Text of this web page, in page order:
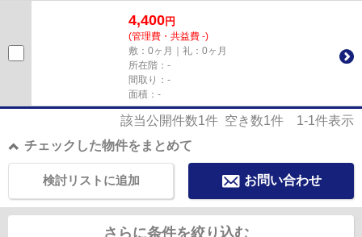
4,400円
(管理費・共益費 -)
敷：0ヶ月｜礼：0ヶ月
所在階：-
間取り：-
面積：-
該当公開件数1件 空き数1件 1-1件表示
チェックした物件をまとめて
お問い合わせ
検討リストに追加
さらに条件を絞り込む